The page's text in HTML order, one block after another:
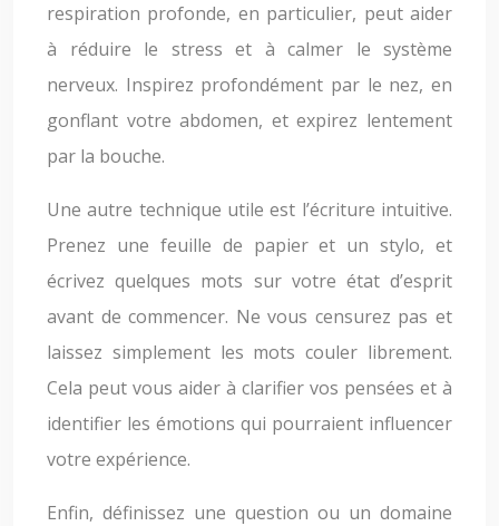
respiration profonde, en particulier, peut aider
à réduire le stress et à calmer le système
nerveux. Inspirez profondément par le nez, en
gonflant votre abdomen, et expirez lentement
par la bouche.
Une autre technique utile est l’écriture intuitive.
Prenez une feuille de papier et un stylo, et
écrivez quelques mots sur votre état d’esprit
avant de commencer. Ne vous censurez pas et
laissez simplement les mots couler librement.
Cela peut vous aider à clarifier vos pensées et à
identifier les émotions qui pourraient influencer
votre expérience.
Enfin, définissez une question ou un domaine